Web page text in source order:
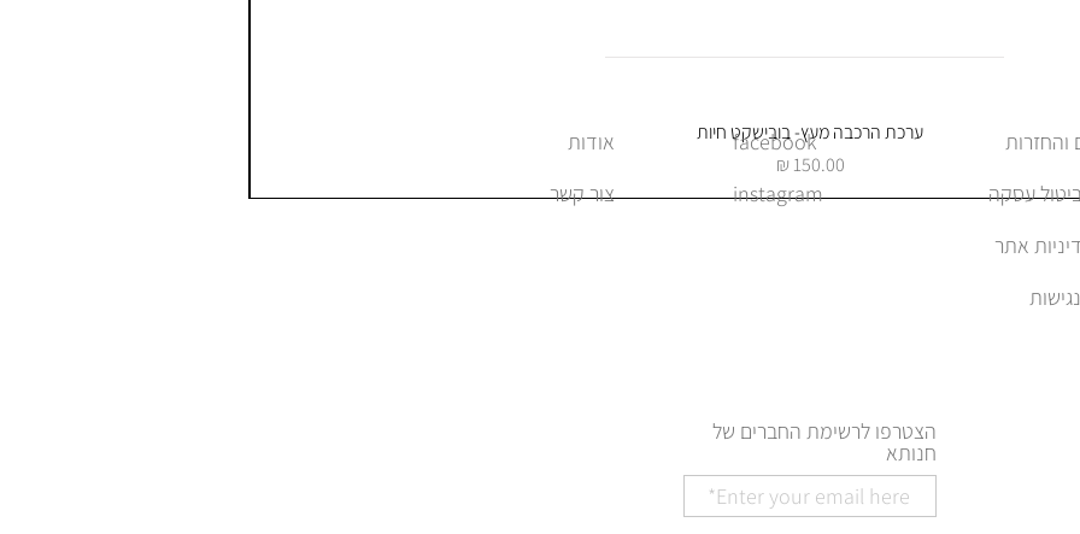
תצוגה מהירה
ערכת הרכבה מעץ- בובישקט חיות
מחיר
אודות
צור קשר
facebook
instagram
עסקה
אתר
הצטרפו לרשימת החברים של
חנותא